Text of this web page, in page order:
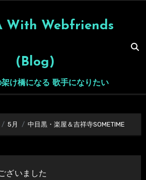
With Webfriends
(Blog)
け橋になる 歌手になりたい
5月 中目黒・楽屋＆吉祥寺SOMETIME
ざいました